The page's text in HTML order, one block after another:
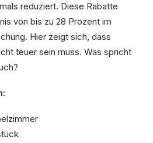
reduziert. Diese Rabatte
von bis zu 28 Prozent im
Hier zeigt sich, dass
teuer sein muss. Was spricht